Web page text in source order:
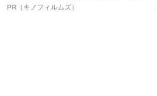
ルインタビュー“観客を魅了した
PR（キノフィルムズ）